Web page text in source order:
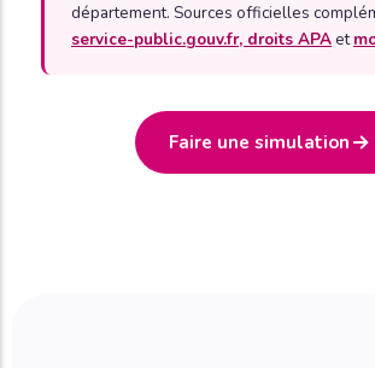
département. Sources officielles
service-public.gouv.fr, droits APAet
Faire une simulation